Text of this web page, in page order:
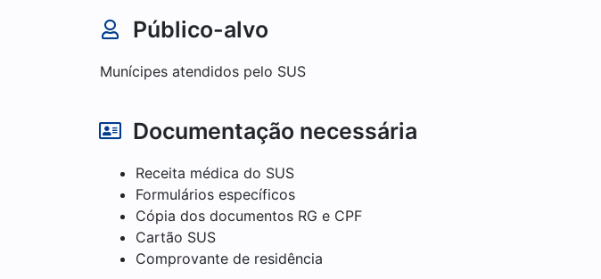
Público-alvo
Munícipes atendidos pelo SUS
Documentação necessária
Receita médica do SUS
Formulários específicos
Cópia dos documentos RG e CPF
Cartão SUS
Comprovante de residência